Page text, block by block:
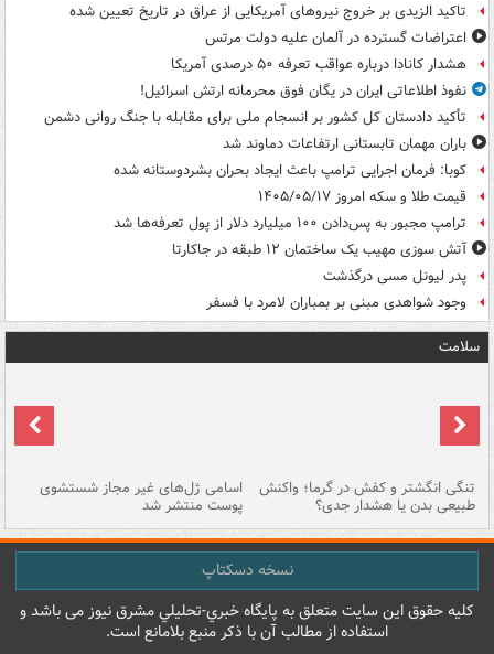
تاکید الزیدی بر خروج نیروهای آمریکایی از عراق در تاریخ تعیین شده
اعتراضات گسترده در آلمان علیه دولت مرتس
هشدار کانادا درباره عواقب تعرفه ۵۰ درصدی آمریکا
نفوذ اطلاعاتی ایران در یگان فوق محرمانه ارتش اسرائیل!
تأکید دادستان کل کشور بر انسجام ملی برای مقابله با جنگ روانی دشمن
باران مهمان تابستانی ارتفاعات دماوند شد
کوبا: فرمان اجرایی ترامپ باعث ایجاد بحران بشردوستانه شده
قیمت طلا و سکه امروز ۱۴۰۵/۰۵/۱۷
ترامپ مجبور به پس‌دادن ۱۰۰ میلیارد دلار از پول تعرفه‌ها شد
آتش سوزی مهیب یک ساختمان ۱۲ طبقه در جاکارتا
پدر لیونل مسی درگذشت
وجود شواهدی مبنی بر بمباران لامرد با فسفر
سلامت
تنگی انگشتر و کفش در گرما؛ واکنش
طبیعی بدن یا هشدار جدی؟
اسامی ژل‌های غیر مجاز شستشوی
پوست منتشر شد
نسخه دسکتاپ
کليه حقوق اين سايت متعلق به پایگاه خبري-تحليلي مشرق نيوز می باشد و
استفاده از مطالب آن با ذکر منبع بلامانع است.